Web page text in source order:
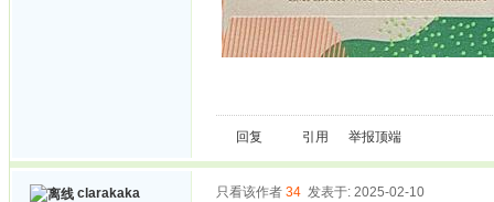
回复 引用 举报顶端
clarakaka 只看该作者 34 发表于: 2025-02-10